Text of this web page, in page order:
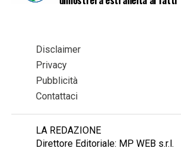
Disclaimer
Privacy
Pubblicità
Contattaci
LA REDAZIONE
Direttore Editoriale: MP WEB s.r.l.